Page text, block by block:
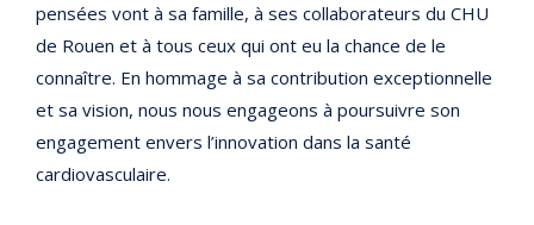
pensées vont à sa famille, à ses collaborateurs du CHU
de Rouen et à tous ceux qui ont eu la chance de le
connaître. En hommage à sa contribution exceptionnelle
et sa vision, nous nous engageons à poursuivre son
engagement envers l’innovation dans la santé
cardiovasculaire.